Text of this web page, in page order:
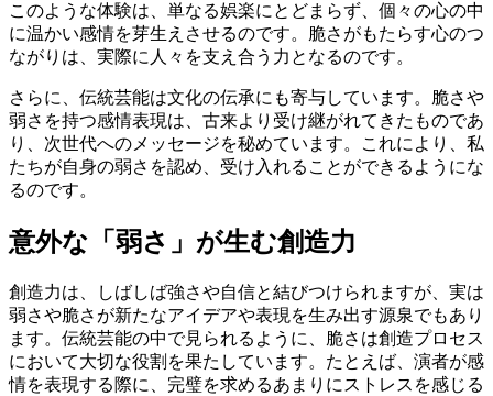
このような体験は、単なる娯楽にとどまらず、個々の心の中
に温かい感情を芽生えさせるのです。脆さがもたらす心のつ
ながりは、実際に人々を支え合う力となるのです。
さらに、伝統芸能は文化の伝承にも寄与しています。脆さや
弱さを持つ感情表現は、古来より受け継がれてきたものであ
り、次世代へのメッセージを秘めています。これにより、私
たちが自身の弱さを認め、受け入れることができるようにな
るのです。
意外な「弱さ」が生む創造力
創造力は、しばしば強さや自信と結びつけられますが、実は
弱さや脆さが新たなアイデアや表現を生み出す源泉でもあり
ます。伝統芸能の中で見られるように、脆さは創造プロセス
において大切な役割を果たしています。たとえば、演者が感
情を表現する際に、完璧を求めるあまりにストレスを感じる